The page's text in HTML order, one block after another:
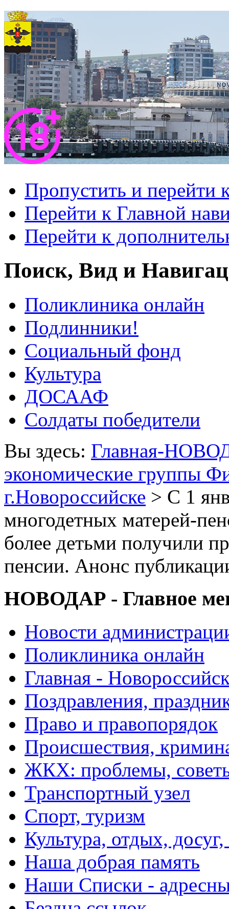
Пропустить и перейти
Перейти к Главной
Перейти к
Поиск, Вид и
Поликлиника онлайн
Подлинники!
Социальный фонд
Культура
ДОСААФ
Солдаты победители
Вы здесь: Главная-
экономические группы
г.Новороссийске > С 1
многодетных матерей-
более детьми получили
пенсии. Анонс
НОВОДАР - Главное
Новости
Поликлиника онлайн
Главная -
Поздравления,
Право и правопорядок
Происшествия,
ЖКХ: проблемы,
Транспортный узел
Спорт, туризм
Культура, отдых,
Наша добрая память
Наши Списки -